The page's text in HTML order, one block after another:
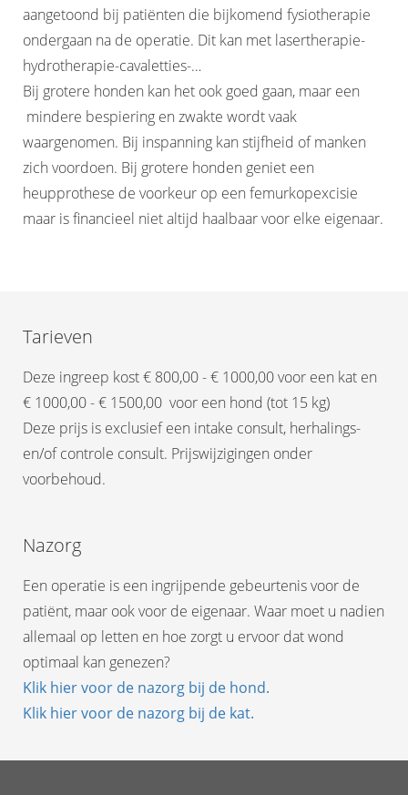
aangetoond bij patiënten die bijkomend fysiotherapie
ondergaan na de operatie. Dit kan met lasertherapie-
hydrotherapie-cavaletties-…
Bij grotere honden kan het ook goed gaan, maar een
mindere bespiering en zwakte wordt vaak
waargenomen. Bij inspanning kan stijfheid of manken
zich voordoen. Bij grotere honden geniet een
heupprothese de voorkeur op een femurkopexcisie
maar is financieel niet altijd haalbaar voor elke eigenaar.
Tarieven
Deze ingreep kost € 800,00 - € 1000,00 voor een kat en
€ 1000,00 - € 1500,00 voor een hond (tot 15 kg)
Deze prijs is exclusief een intake consult, herhalings-
en/of controle consult. Prijswijzigingen onder
voorbehoud.
Nazorg
Een operatie is een ingrijpende gebeurtenis voor de
patiënt, maar ook voor de eigenaar. Waar moet u nadien
allemaal op letten en hoe zorgt u ervoor dat wond
optimaal kan genezen?
Klik hier voor de nazorg bij de hond.
Klik hier voor de nazorg bij de kat.